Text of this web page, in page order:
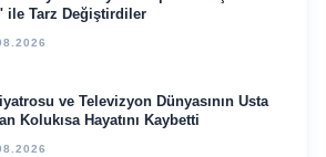
ile Tarz Değiştirdiler
ve Televizyon Dünyasının Usta
Kolukısa Hayatını Kaybetti